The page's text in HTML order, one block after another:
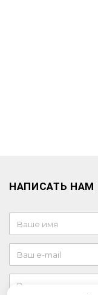
НАПИСАТЬ НАМ